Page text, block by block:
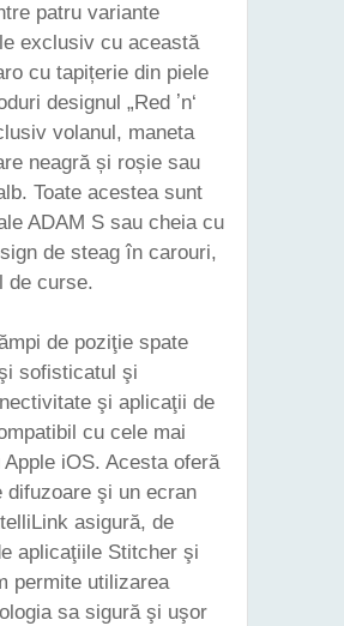
patru variante
exclusiv cu această
cu tapițerie din piele
designul „Red ʼn‘
volanul, maneta
neagră și roșie sau
Toate acestea sunt
ADAM S sau cheia cu
de steag în carouri,
de curse.
de poziţie spate
sofisticatul şi
şi aplicaţii de
cu cele mai
iOS. Acesta oferă
difuzoare şi un ecran
asigură, de
aplicaţiile Stitcher şi
permite utilizarea
sa sigură şi uşor